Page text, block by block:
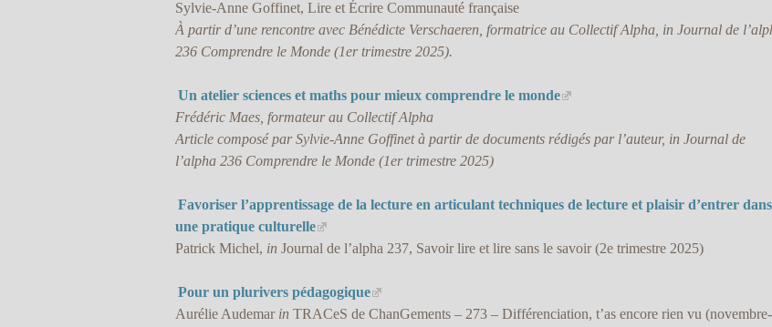
Sylvie-Anne Goffinet, Lire et Écrire Communauté française
À partir d’une rencontre avec Bénédicte Verschaeren, formatrice au Collectif Alpha, in Journal de
236 Comprendre le Monde (1er trimestre 2025).
Un atelier sciences et maths pour mieux comprendre le monde
Frédéric Maes, formateur au Collectif Alpha
Article composé par Sylvie-Anne Goffinet à partir de documents rédigés par l’auteur, in Journal de
l’alpha 236 Comprendre le Monde (1er trimestre 2025)
Favoriser l’apprentissage de la lecture en articulant techniques de lecture et plaisir d’entrer dans
une pratique culturelle
Patrick Michel, in Journal de l’alpha 237, Savoir lire et lire sans le savoir (2e trimestre 2025)
Pour un plurivers pédagogique
Aurélie Audemar in TRACeS de ChanGements – 273 – Différenciation, t’as encore rien vu (novembre-